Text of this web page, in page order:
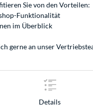
Sie von den Vorteilen:
Funktionalität
im Überblick
gerne an unser
Details